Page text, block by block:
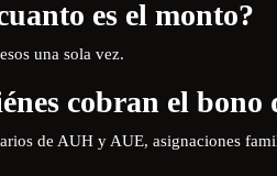
es el monto?
una sola vez.
cobran el bono
de AUH y AUE, asignaciones